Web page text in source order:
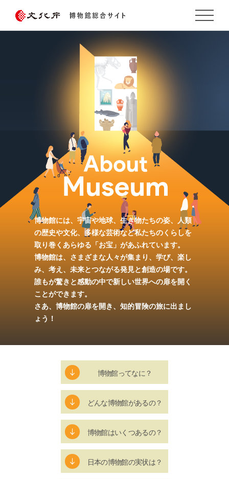
博物館には、宇宙や地球、 生き物たちの姿、人類
の歴史や文化、多様な芸術など私たちのくらしを
取り巻く あらゆる「お宝」があふれています。
博物館は、さまざまな人々が集まり、 学び、楽し
み、考え、 未来とつながる発見と創造の場です。
誰もが驚きと感動の中で新しい世界への扉を開く
ことができます。
さあ、博物館の扉を開き、 知的冒険の旅に出まし
ょう！
博物館ってなに？
どんな博物館があるの？
博物館はいくつあるの？
日本の博物館の実状は？